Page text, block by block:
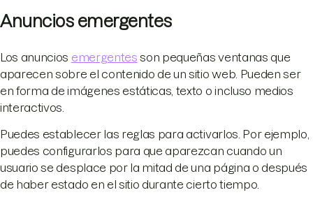
Anuncios emergentes
Los anuncios emergentes son pequeñas ventanas que
aparecen sobre el contenido de un sitio web. Pueden ser
en forma de imágenes estáticas, texto o incluso medios
interactivos.
Puedes establecer las reglas para activarlos. Por ejemplo,
puedes configurarlos para que aparezcan cuando un
usuario se desplace por la mitad de una página o después
de haber estado en el sitio durante cierto tiempo.